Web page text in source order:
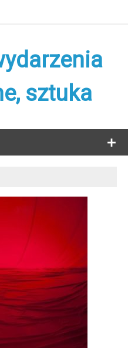
sztuka